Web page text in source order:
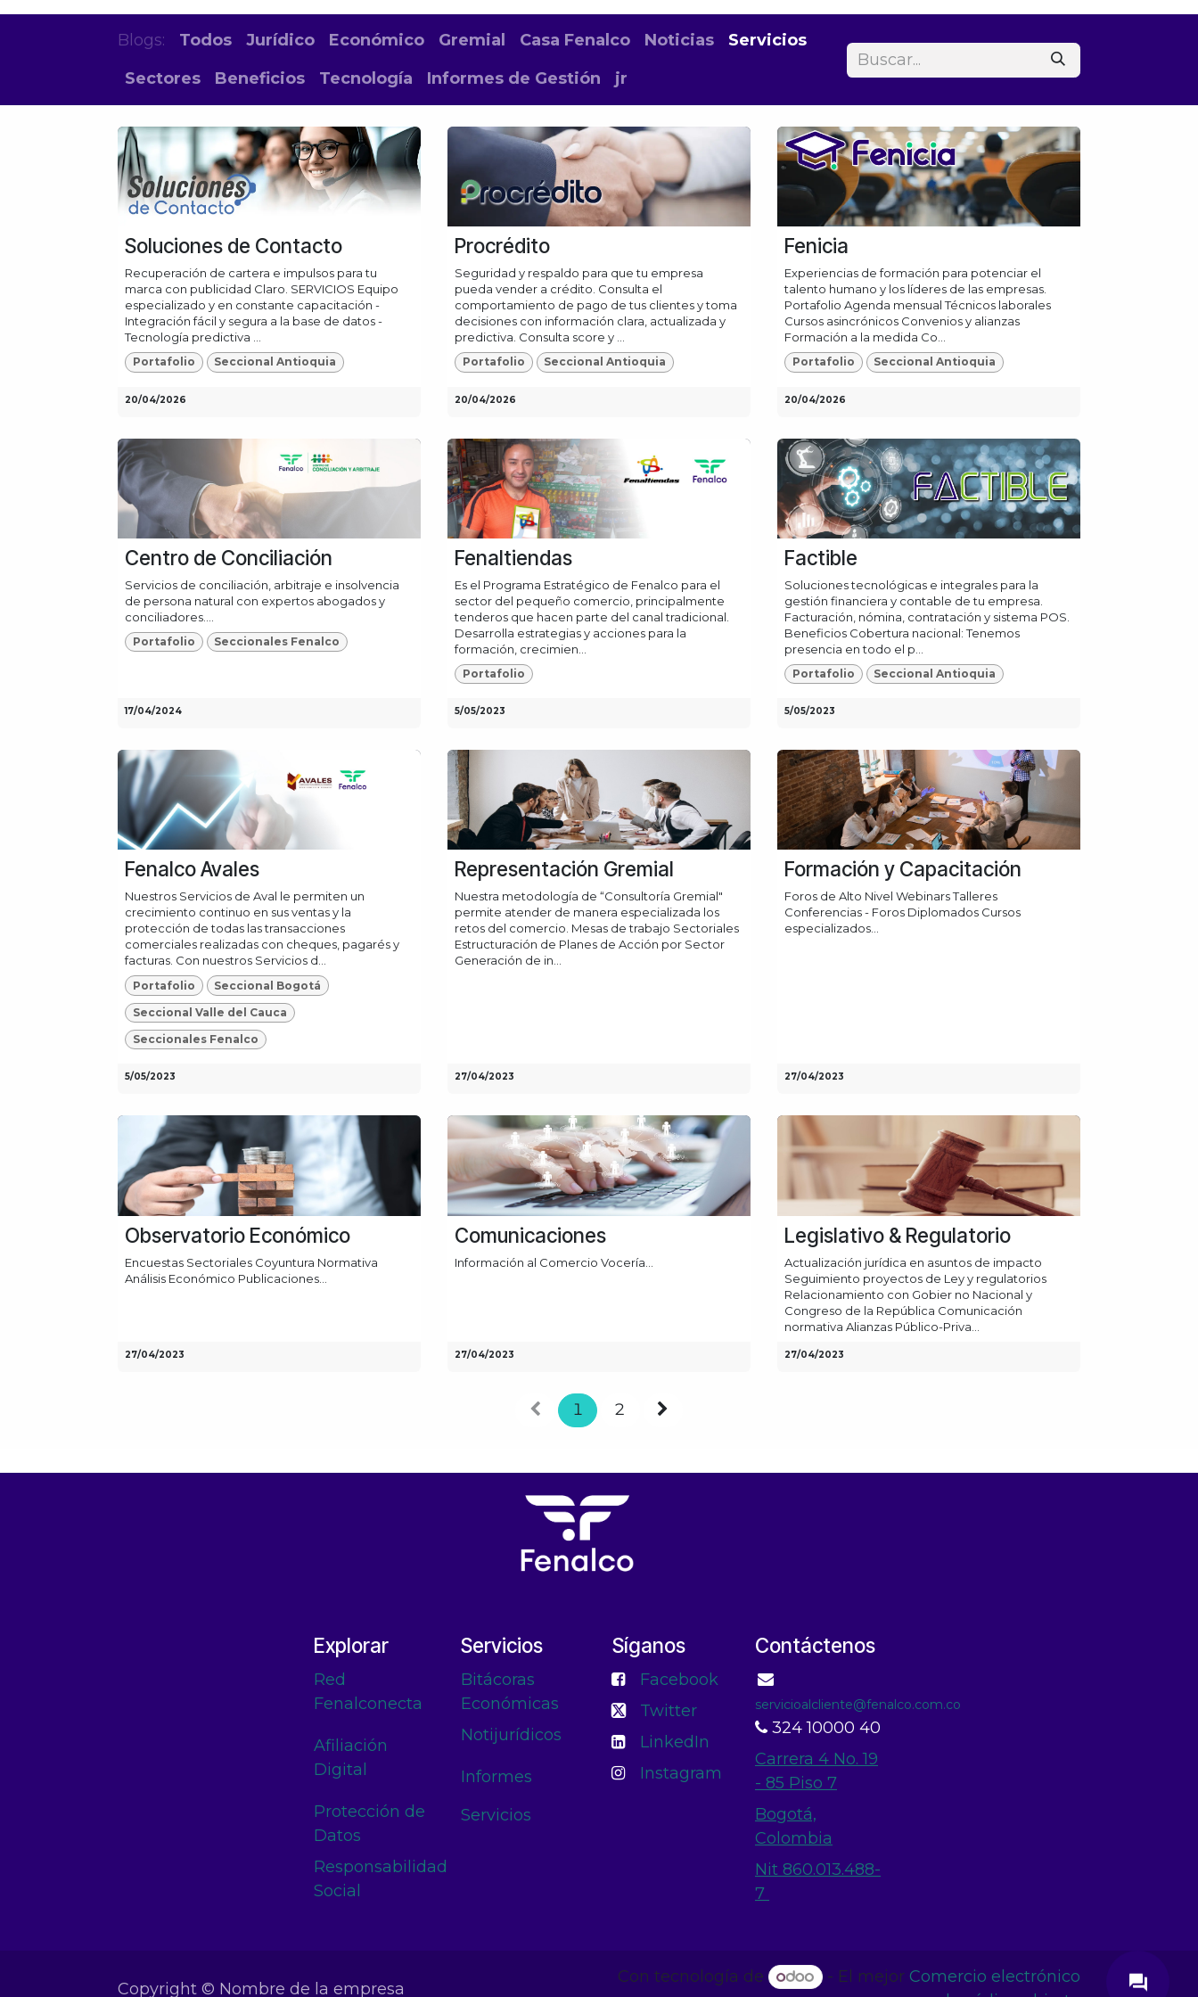
question_answer
Blogs: Todos Jurídico Económico Gremial Casa Fenalco Noticias
Servicios
Sectores
Beneficios Tecnología Informes de Gestión jr
Soluciones de Contacto
Recuperación de cartera e impulsos para tu
marca con publicidad Claro. SERVICIOS Equipo
especializado y en constante capacitación -
Integración fácil y segura a la base de datos -
Tecnología predictiva ...
Portafolio Seccional Antioquia
20/04/2026
Procrédito
Seguridad y respaldo para que tu empresa
pueda vender a crédito. Consulta el
comportamiento de pago de tus clientes y toma
decisiones con información clara, actualizada y
predictiva. Consulta score y ...
Portafolio Seccional Antioquia
20/04/2026
Fenicia
Experiencias de formación para potenciar el
talento humano y los líderes de las empresas.
Portafolio Agenda mensual Técnicos laborales
Cursos asincrónicos Convenios y alianzas
Formación a la medida Co...
Portafolio Seccional Antioquia
20/04/2026
Centro de Conciliación
Servicios de conciliación, arbitraje e insolvencia
de persona natural con expertos abogados y
conciliadores....
Portafolio Seccionales Fenalco
17/04/2024
Fenaltiendas
Es el Programa Estratégico de Fenalco para el
sector del pequeño comercio, principalmente
tenderos que hacen parte del canal tradicional.
Desarrolla estrategias y acciones para la
formación, crecimien...
Portafolio
5/05/2023
Factible
Soluciones tecnológicas e integrales para la
gestión financiera y contable de tu empresa.
Facturación, nómina, contratación y sistema POS.
Beneficios Cobertura nacional: Tenemos
presencia en todo el p...
Portafolio Seccional Antioquia
5/05/2023
Fenalco Avales
Nuestros Servicios de Aval le permiten un
crecimiento continuo en sus ventas y la
protección de todas las transacciones
comerciales realizadas con cheques, pagarés y
facturas. Con nuestros Servicios d...
Portafolio Seccional Bogotá
Seccional Valle del Cauca
Seccionales Fenalco
5/05/2023
Representación Gremial
Nuestra metodología de “Consultoría Gremial"
permite atender de manera especializada los
retos del comercio. Mesas de trabajo Sectoriales
Estructuración de Planes de Acción por Sector
Generación de in...
27/04/2023
Formación y Capacitación
Foros de Alto Nivel Webinars Talleres
Conferencias - Foros Diplomados Cursos
especializados...
27/04/2023
Observatorio Económico
Encuestas Sectoriales Coyuntura Normativa
Análisis Económico Publicaciones...
27/04/2023
Comunicaciones
Información al Comercio Vocería...
27/04/2023
Legislativo & Regulatorio
Actualización jurídica en asuntos de impacto
Seguimiento proyectos de Ley y regulatorios
Relacionamiento con Gobier no Nacional y
Congreso de la República Comunicación
normativa Alianzas Público-Priva...
27/04/2023
1 2
Explorar
Red
Fenalconecta
Afiliación
Digital
Protección de
Datos
Responsabilidad
Social
Servicios
Bitácoras
Económicas
Notijurídicos
Informes
Servicios
Síganos
Facebook
Twitter
LinkedIn
Instagram
Contáctenos
servicioalcliente@fenalco.com.co
324 10000 40
Carrera 4 No. 19
- 85 Piso 7
Bogotá,
Colombia
Nit 860.013.488-
7
Copyright © Nombre de la empresa
Con tecnología de - El mejor Comercio electrónico